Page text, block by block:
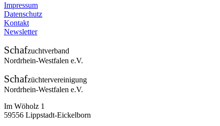
Impressum
Datenschutz
Kontakt
Newsletter
Schafzuchtverband
Nordrhein-Westfalen e.V.
Schafzüchtervereinigung
Nordrhein-Westfalen e.V.
Im Wöholz 1
59556 Lippstadt-Eickelborn